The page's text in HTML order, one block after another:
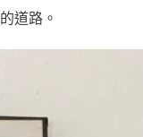
道路。